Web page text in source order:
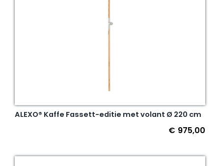
ALEXO® Kaffe Fassett-editie met volant Ø 220 cm
€ 975,00